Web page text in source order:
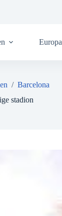
Europa
/Barcelona
stadion